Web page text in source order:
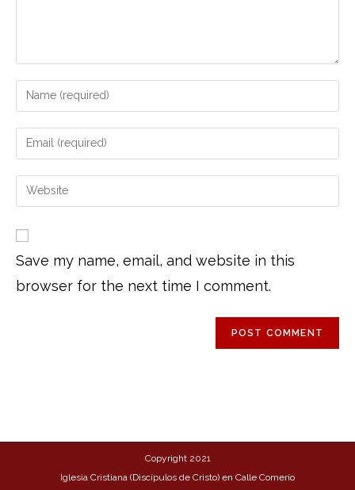
Save my name, email, and website in this
browser for the next time I comment.
Copyright 2021
Iglesia Cristiana (Discípulos de Cristo) en Calle Comerío